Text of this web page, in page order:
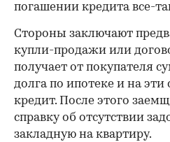
погашении кредита все-
Стороны заключают
купли-продажи или
получает от покупателя
долга по ипотеке и на эти
кредит. После этого
справку об отсутствии
закладную на квартиру.